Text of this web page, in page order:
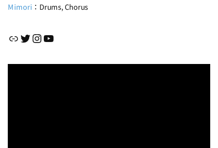
Mimori ：Drums, Chorus
リンクTwitter InstagramYouTube